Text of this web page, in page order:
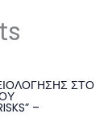
ΣΤΟ
–